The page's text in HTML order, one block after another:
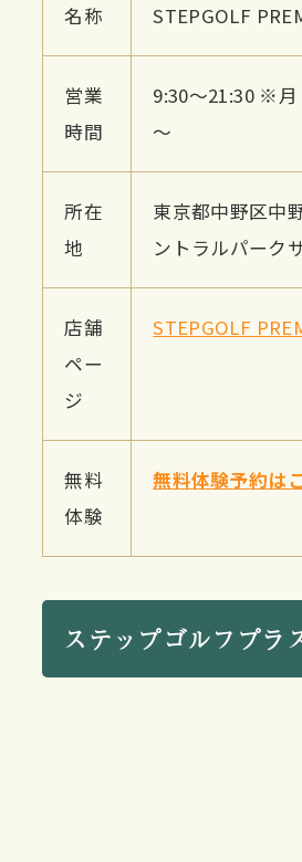
名称 STEPGOLF
営業
時間
9:30〜21:30 ※月
～
所在
地
東京都中野区中
ントラルパーク
店舗
ペー
ジ
STEPGOLF
無料
体験
無料体験予約は
ステップゴルフプラ